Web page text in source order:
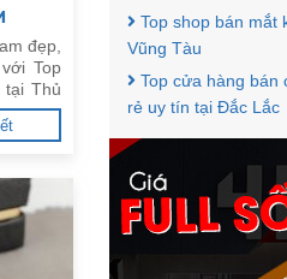
đẹp,
Top
tại Thủ
Top shop bán mắt
Vũng Tàu
Top cửa hàng bán
rẻ uy tín tại Đắc Lắc